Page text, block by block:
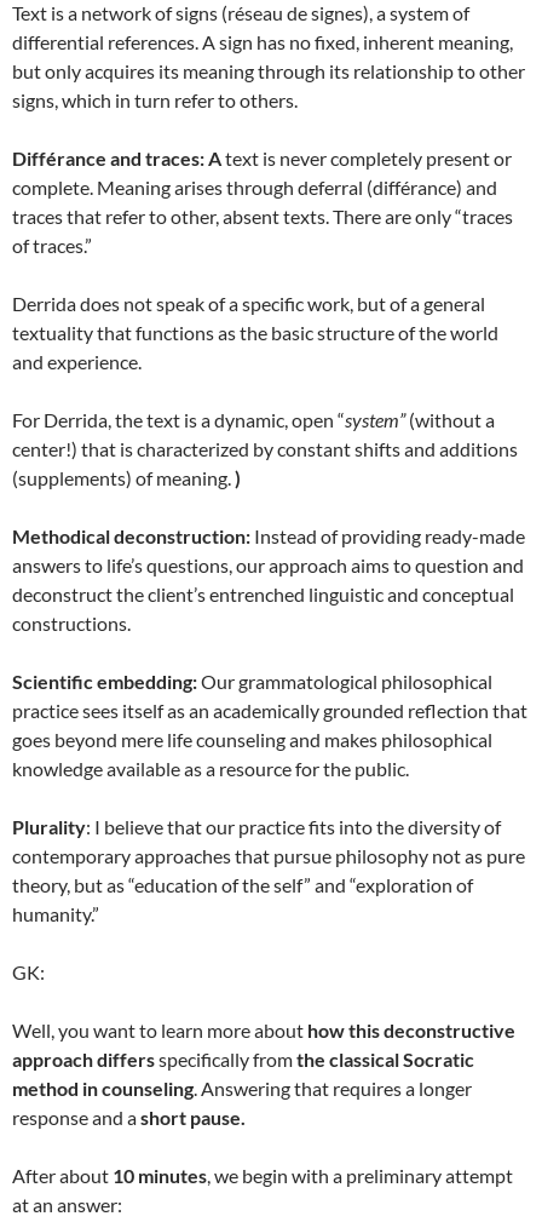
Text is a network of signs (réseau de signes), a system of
differential references. A sign has no fixed, inherent meaning,
but only acquires its meaning through its relationship to other
signs, which in turn refer to others.
Différance and traces: Atext is never completely present or
complete. Meaning arises through deferral (différance) and
traces that refer to other, absent texts. There are only “traces
of traces.”
Derrida does not speak of a specific work, but of a general
textuality that functions as the basic structure of the world
and experience.
For Derrida, the text is a dynamic, open “system”(without a
center!) that is characterized by constant shifts and additions
(supplements) of meaning.)
Methodical deconstruction: Instead of providing ready-made
answers to life’s questions, our approach aims to question and
deconstruct the client’s entrenched linguistic and conceptual
constructions.
Scientific embedding:Our grammatological philosophical
practice sees itself as an academically grounded reflection that
goes beyond mere life counseling and makes philosophical
knowledge available as a resource for the public.
Plurality: I believe that our practice fits into the diversity of
contemporary approaches that pursue philosophy not as pure
theory, but as “education of the self” and “exploration of
humanity.”
GK:
Well, you want to learn more about how this deconstructive
approach differsspecifically fromthe classical Socratic
method in counseling. Answering that requires a longer
response and ashort pause.
After about 10 minutes, we begin with a preliminary attempt
at an answer: